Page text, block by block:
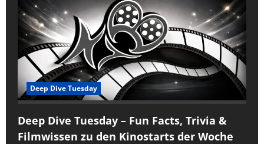
Deep Dive Tuesday
Deep Dive Tuesday – Fun Facts, Trivia &
Filmwissen zu den Kinostarts der Woche